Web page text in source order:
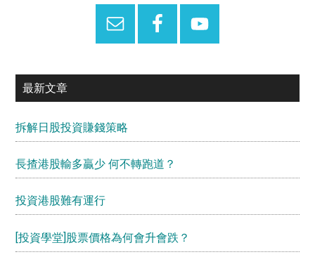
最新文章
拆解日股投資賺錢策略
長揸港股輸多贏少 何不轉跑道？
投資港股難有運行
[投資學堂]股票價格為何會升會跌？